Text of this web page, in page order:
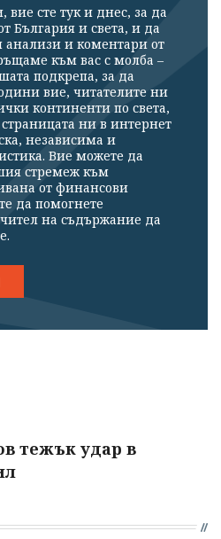
сте тук и днес, за да
България и света, и да
анализи и коментари от
към вас с молба –
подкрепа, за да
вие, читателите ни
континенти по света,
ни в интернет
независима и
Вие можете да
стремеж към
от финансови
да помогнете
на съдържание да
тежък удар в